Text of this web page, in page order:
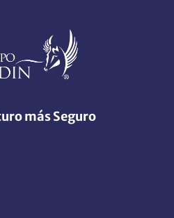
más Seguro